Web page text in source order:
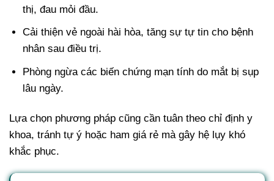
thị, đau mỏi đầu.
Cải thiện vẻ ngoài hài hòa, tăng sự tự tin cho bệnh
nhân sau điều trị.
Phòng ngừa các biến chứng mạn tính do mắt bị sụp
lâu ngày.
Lựa chọn phương pháp cũng cần tuân theo chỉ định y
khoa, tránh tự ý hoặc ham giá rẻ mà gây hệ lụy khó
khắc phục.